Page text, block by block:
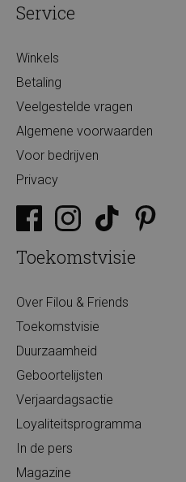
Service
Winkels
Betaling
Veelgestelde vragen
Algemene voorwaarden
Voor bedrijven
Privacy
Toekomstvisie
Over Filou & Friends
Toekomstvisie
Duurzaamheid
Geboortelijsten
Verjaardagsactie
Loyaliteitsprogramma
In de pers
Magazine